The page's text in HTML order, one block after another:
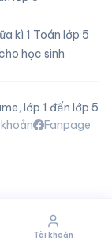
kì 1 Toán lớp 5
học sinh
lớp 1 đến lớp 5
Fanpage
Tài khoản